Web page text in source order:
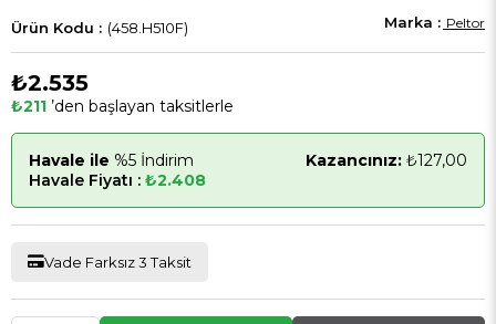
(458.H510F) Peltor
₺2.535
₺211 ’den başlayan taksitlerle
Havale ile %5 İndirim Kazancınız: ₺127,00
Havale Fiyatı : ₺2.408
Vade Farksız 3 Taksit